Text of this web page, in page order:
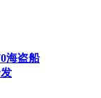
海盗船